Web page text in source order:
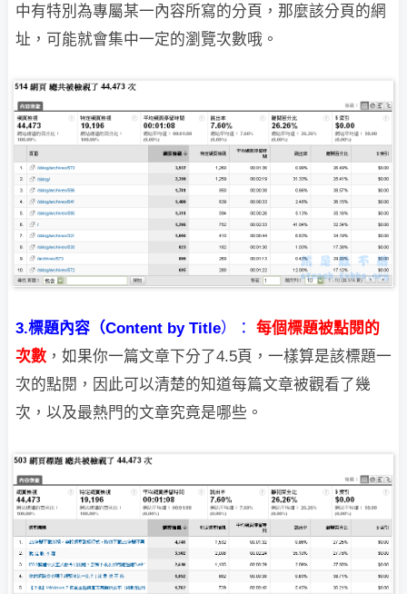
中有特別為專屬某一內容所寫的分頁，那麼該分頁的網
址，可能就會集中一定的瀏覽次數哦。
3.標題內容（Content by Title）：
每個標題被點閱的
次數 ，如果你一篇文章下分了4.5頁，一樣算是該標題一
次的點閱 ，因此可以清楚的知道每篇文章被觀看了幾
次，以及最熱門的文章究竟是哪些。